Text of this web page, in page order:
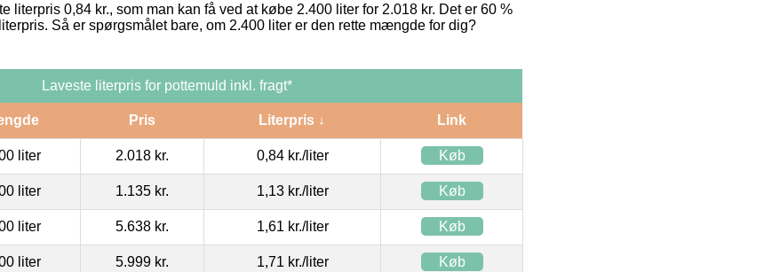
literpris 0,84 kr., som man kan få ved at købe 2.400 liter for 2.018 kr. Det er 60 %
Så er spørgsmålet bare, om 2.400 liter er den rette mængde for dig?
Laveste literpris for pottemuld inkl. fragt*
Pris Literpris ↓ Link
liter 2.018 kr. 0,84 kr./liter Køb
liter 1.135 kr. 1,13 kr./liter Køb
liter 5.638 kr. 1,61 kr./liter Køb
liter 5.999 kr. 1,71 kr./liter Køb